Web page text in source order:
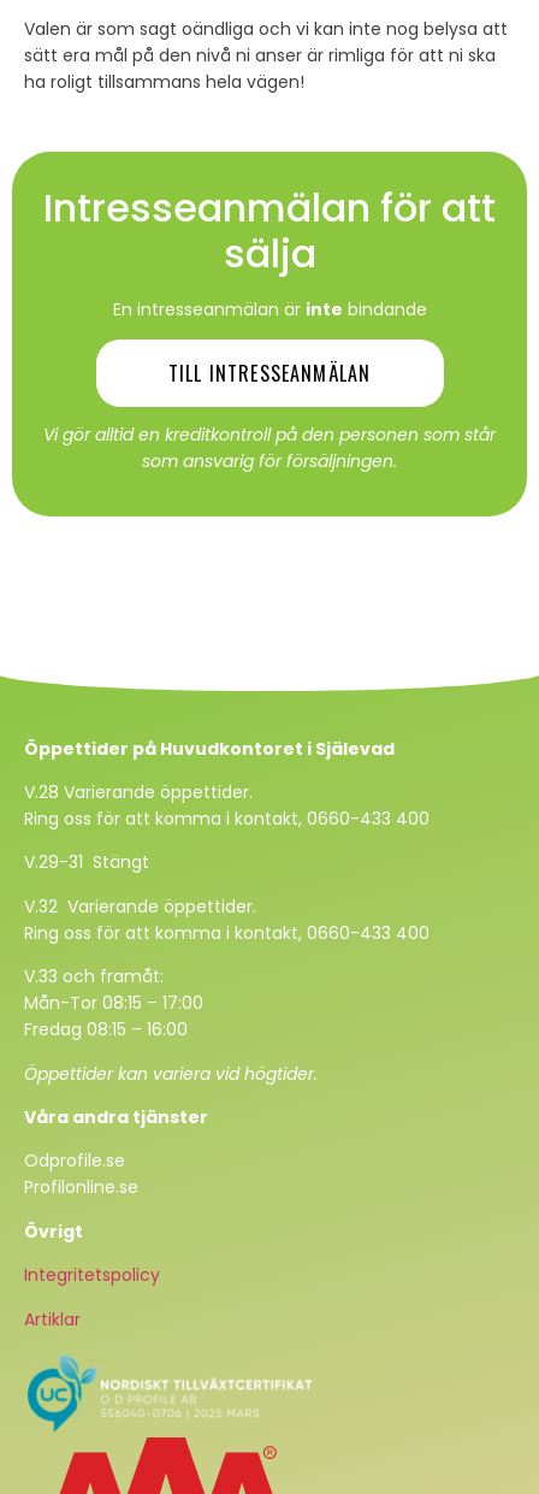
Valen är som sagt oändliga och vi kan inte nog belysa att
sätt era mål på den nivå ni anser är rimliga för att ni ska
ha roligt tillsammans hela vägen!
Intresseanmälan för att
sälja
En intresseanmälan är inte bindande
TILL INTRESSEANMÄLAN
Vi gör alltid en kreditkontroll på den personen som står
som ansvarig för försäljningen.
Öppettider på Huvudkontoret i Själevad
V.28 Varierande öppettider.
Ring oss för att komma i kontakt, 0660-433 400
V.29-31 Stängt
V.32 Varierande öppettider.
Ring oss för att komma i kontakt, 0660-433 400
V.33 och framåt:
Mån-Tor 08:15 – 17:00
Fredag 08:15 – 16:00
Öppettider kan variera vid högtider.
Våra andra tjänster
Odprofile.se
Profilonline.se
Övrigt
Integritetspolicy
Artiklar